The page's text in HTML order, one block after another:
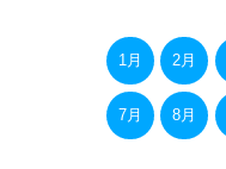
1月 2月
7月 8月